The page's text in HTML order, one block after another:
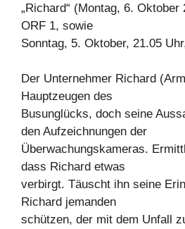
„Richard“ (Montag, 6. Oktober
ORF 1, sowie
Sonntag, 5. Oktober, 21.05
Der Unternehmer Richard
Hauptzeugen des
Busunglücks, doch seine
den Aufzeichnungen der
Überwachungskameras.
dass Richard etwas
verbirgt. Täuscht ihn seine
Richard jemanden
schützen, der mit dem Unfall